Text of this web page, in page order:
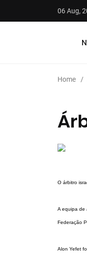
06 Aug,
Home
O árbitro
A equipa de
Federação
Alon Yefet